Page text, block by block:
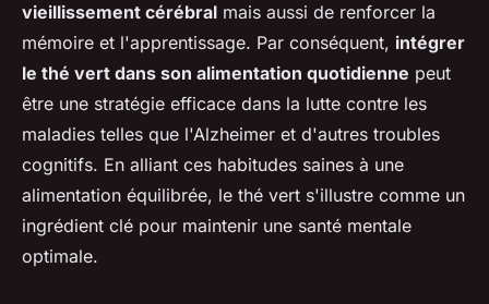
vieillissement cérébral mais aussi de renforcer la
mémoire et l'apprentissage. Par conséquent, intégrer
le thé vert dans son alimentation quotidienne peut
être une stratégie efficace dans la lutte contre les
maladies telles que l'Alzheimer et d'autres troubles
cognitifs. En alliant ces habitudes saines à une
alimentation équilibrée, le thé vert s'illustre comme un
ingrédient clé pour maintenir une santé mentale
optimale.